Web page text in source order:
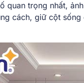
quan trọng nhất,
cách, giữ cột